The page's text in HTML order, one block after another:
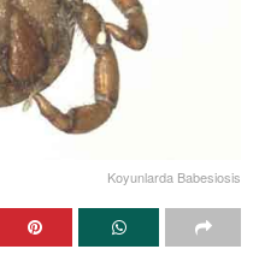
Koyunlarda Babesiosis